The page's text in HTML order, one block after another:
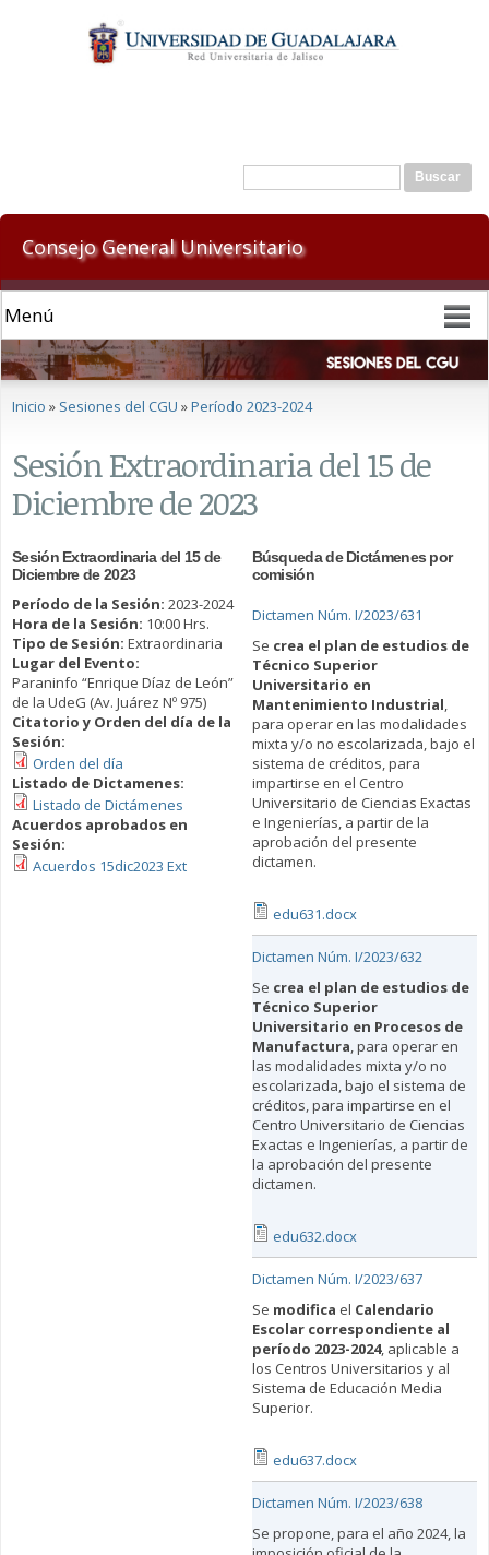
contenido
principal
Formulario de búsqueda
Buscar
Consejo General Universitario
Se encuentra usted aquí
Inicio » Sesiones del CGU »Período 2023-2024
Sesión Extraordinaria del 15 de
Diciembre de 2023
Sesión Extraordinaria del 15 de
Diciembre de 2023
Período de la Sesión: 2023-2024
Hora de la Sesión: 10:00 Hrs.
Tipo de Sesión: Extraordinaria
Lugar del Evento:
Paraninfo “Enrique Díaz de León”
de la UdeG (Av. Juárez Nº 975)
Citatorio y Orden del día de la
Sesión:
Orden del día
Listado de Dictamenes:
Listado de Dictámenes
Acuerdos aprobados en
Sesión:
Acuerdos 15dic2023 Ext
Búsqueda de Dictámenes por
comisión
Dictamen Núm. I/2023/631
Se crea el plan de estudios de
Técnico Superior
Universitario en
Mantenimiento Industrial,
para operar en las modalidades
mixta y/o no escolarizada, bajo el
sistema de créditos, para
impartirse en el Centro
Universitario de Ciencias Exactas
e Ingenierías, a partir de la
aprobación del presente
dictamen.
edu631.docx
Dictamen Núm. I/2023/632
Se crea el plan de estudios de
Técnico Superior
Universitario en Procesos de
Manufactura, para operar en
las modalidades mixta y/o no
escolarizada, bajo el sistema de
créditos, para impartirse en el
Centro Universitario de Ciencias
Exactas e Ingenierías, a partir de
la aprobación del presente
dictamen.
edu632.docx
Dictamen Núm. I/2023/637
Se modifica el Calendario
Escolar correspondiente al
período 2023-2024, aplicable a
los Centros Universitarios y al
Sistema de Educación Media
Superior.
edu637.docx
Dictamen Núm. I/2023/638
Se propone, para el año 2024, la